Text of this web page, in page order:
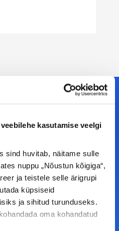
kasutamise veelgi
sind huvitab, näitame sulle
nuppu „Nõustun kõigiga“,
ja teistele selle ärigrupi
küpsiseid
ja sihitud turunduseks.
oma kohandatud
leiad!
kõik vajaliku, et olla
Kui sul on
osas või soovid
julgelt ühendust.